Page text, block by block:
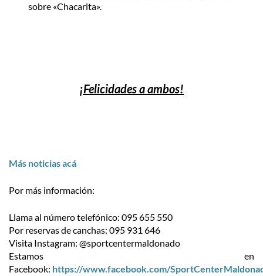
sobre «Chacarita».
¡Felicidades a ambos!
Más noticias acá
Por más información:
Llama al número telefónico: 095 655 550
Por reservas de canchas: 095 931 646
Visita Instagram: @sportcentermaldonado
Estamos en
Facebook: https://www.facebook.com/